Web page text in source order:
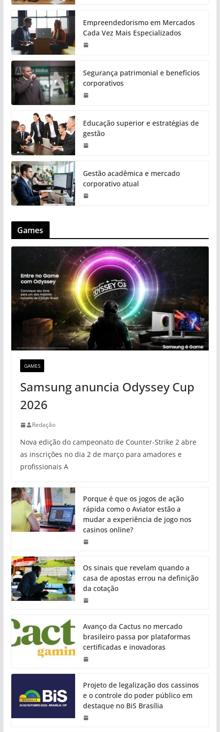
Empreendedorismo em Mercados
Cada Vez Mais Especializados
Segurança patrimonial e benefícios
corporativos
Educação superior e estratégias de
gestão
Gestão acadêmica e mercado
corporativo atual
Games
GAMES
Samsung anuncia Odyssey Cup
2026
Redação
Nova edição do campeonato de Counter-Strike 2 abre
as inscrições no dia 2 de março para amadores e
profissionais A
Porque é que os jogos de ação
rápida como o Aviator estão a
mudar a experiência de jogo nos
casinos online?
Os sinais que revelam quando a
casa de apostas errou na definição
da cotação
Avanço da Cactus no mercado
brasileiro passa por plataformas
certificadas e inovadoras
Projeto de legalização dos cassinos
e o controle do poder público em
destaque no BiS Brasília